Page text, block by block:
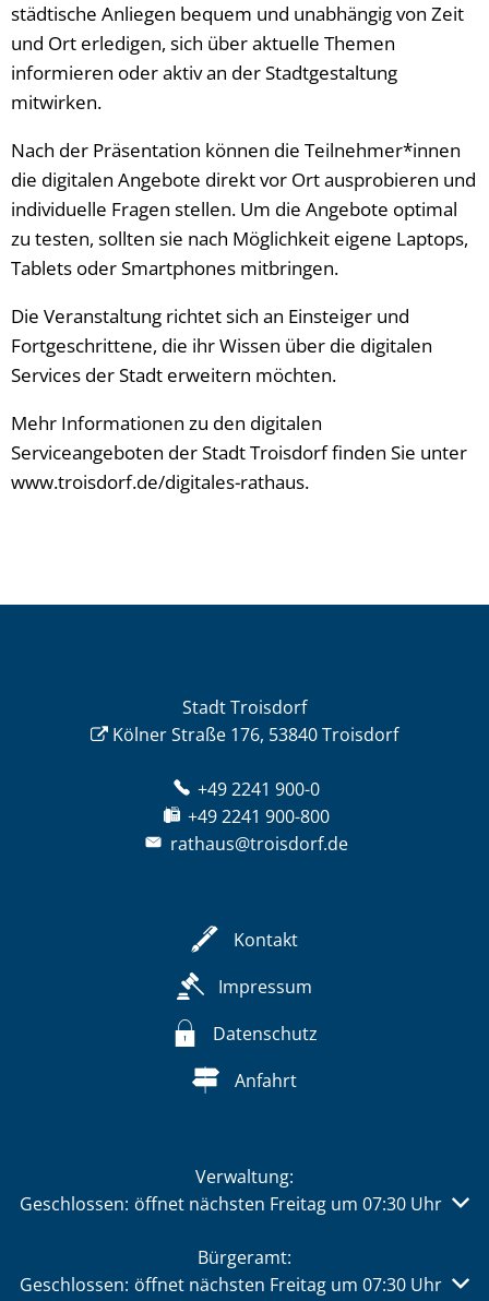
städtische Anliegen bequem und unabhängig von Zeit
und Ort erledigen, sich über aktuelle Themen
informieren oder aktiv an der Stadtgestaltung
mitwirken.
Nach der Präsentation können die Teilnehmer*innen
die digitalen Angebote direkt vor Ort ausprobieren und
individuelle Fragen stellen. Um die Angebote optimal
zu testen, sollten sie nach Möglichkeit eigene Laptops,
Tablets oder Smartphones mitbringen.
Die Veranstaltung richtet sich an Einsteiger und
Fortgeschrittene, die ihr Wissen über die digitalen
Services der Stadt erweitern möchten.
Mehr Informationen zu den digitalen
Serviceangeboten der Stadt Troisdorf finden Sie unter
www.troisdorf.de/digitales-rathaus.
Stadt Troisdorf
Kölner Straße 176, 53840 Troisdorf
+49 2241 900-0
+49 2241 900-800
rathaus@troisdorf.de
Kontakt
Impressum
Datenschutz
Anfahrt
Verwaltung:
Klicken, um weitere Öffnungs- oder Schließzeiten
Geschlossen: öffnet nächsten Freitag um 07:30 Uhr
Bürgeramt:
Klicken, um weitere Öffnungs- oder Schließzeiten
Geschlossen: öffnet nächsten Freitag um 07:30 Uhr